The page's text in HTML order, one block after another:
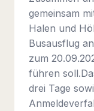
gemeinsam
Halen und
Busausflug
zum
führen
drei Tage